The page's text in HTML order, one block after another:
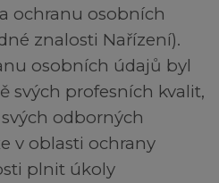
ochranu osobních
znalosti Nařízení).
osobních údajů byl
svých profesních kvalit,
odborných
v oblasti ochrany
plnit úkoly